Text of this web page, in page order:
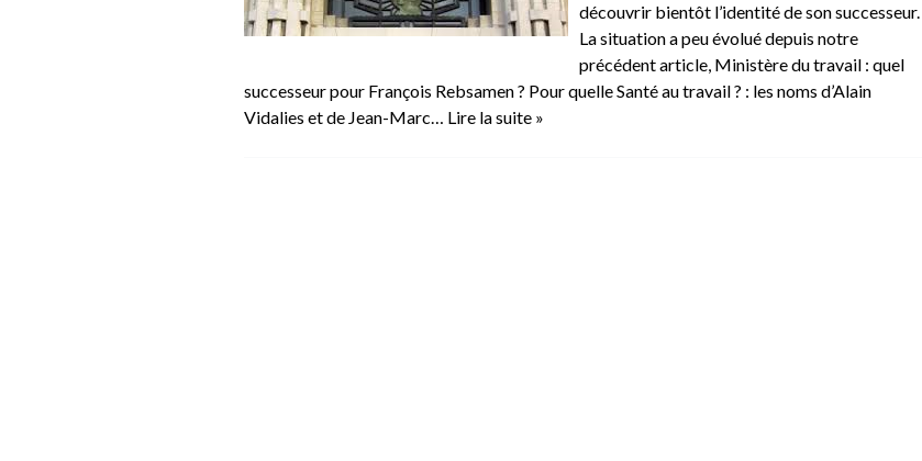
découvrir bientôt l’identité de son successeur.
La situation a peu évolué depuis notre
précédent article, Ministère du travail : quel
successeur pour François Rebsamen ? Pour quelle Santé au travail ? : les noms d’Alain
Vidalies et de Jean-Marc… Lire la suite »